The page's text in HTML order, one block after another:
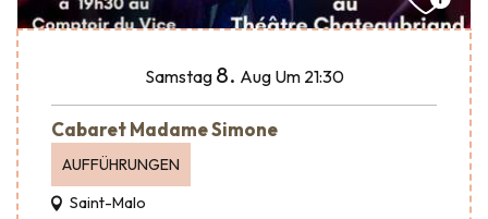
Samstag 8. Aug Um 21:30
Cabaret Madame Simone
AUFFÜHRUNGEN
Saint-Malo